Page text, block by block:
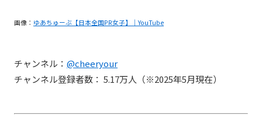
画像： ゆあちゅーぶ【日本全国PR女子】｜YouTube
チャンネル： @cheeryour
チャンネル登録者数： 5.17万人（※2025年5月現在）